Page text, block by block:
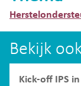
Bekijk
Kick-off IPS